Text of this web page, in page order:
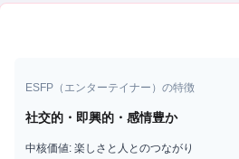
ESFP （ エンターテイナー ）の特徴
社交的・即興的・感情豊か
中核価値: 楽しさと人とのつながり